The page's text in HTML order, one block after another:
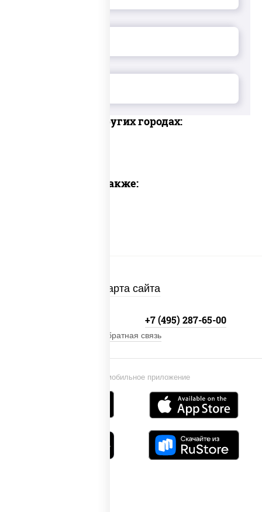
Доставка в других городах:
Предлагаем также:
Карта сайта
Установи мобильное приложение
+7 (495) 287-65-00
Обратная связь